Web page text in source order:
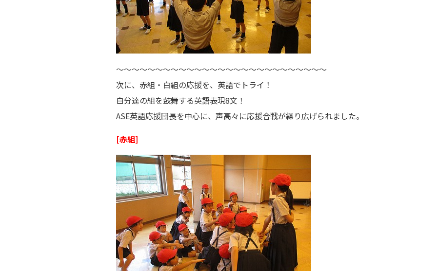
～～～～～～～～～～～～～～～～～～～～～～～～～～～
次に、赤組・白組の応援を、英語でトライ！
自分達の組を鼓舞する英語表現8文！
ASE英語応援団長を中心に、声高々に応援合戦が繰り広げられました。
[赤組]